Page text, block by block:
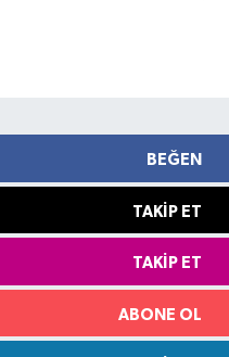
BEĞEN
TAKIP ET
TAKIP ET
ABONE OL